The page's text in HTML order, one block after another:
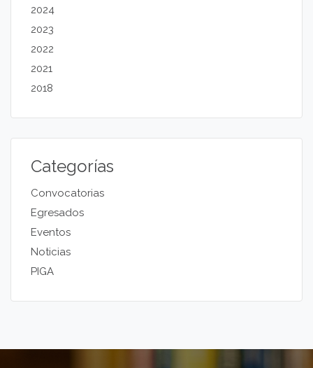
2024
2023
2022
2021
2018
Categorías
Convocatorias
Egresados
Eventos
Noticias
PIGA